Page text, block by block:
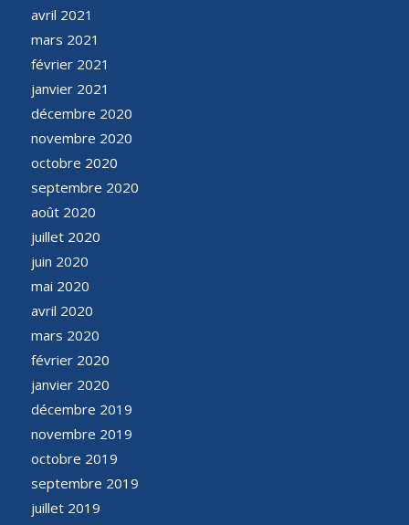
avril 2021
mars 2021
février 2021
janvier 2021
décembre 2020
novembre 2020
octobre 2020
septembre 2020
août 2020
juillet 2020
juin 2020
mai 2020
avril 2020
mars 2020
février 2020
janvier 2020
décembre 2019
novembre 2019
octobre 2019
septembre 2019
juillet 2019